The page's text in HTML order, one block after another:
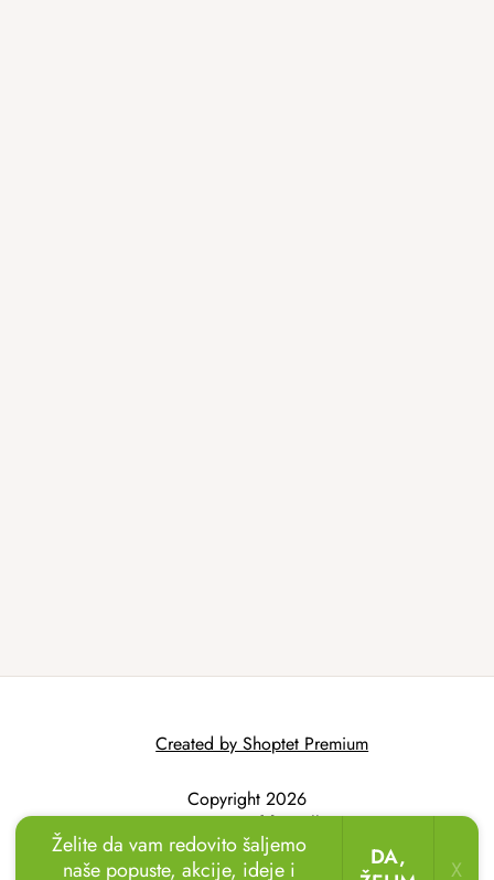
Created by Shoptet Premium
Copyright 2026
AtmoWood.hr. All
rights reserved.
Želite da vam redovito šaljemo
naše popuste, akcije, ideje i
DA,
X